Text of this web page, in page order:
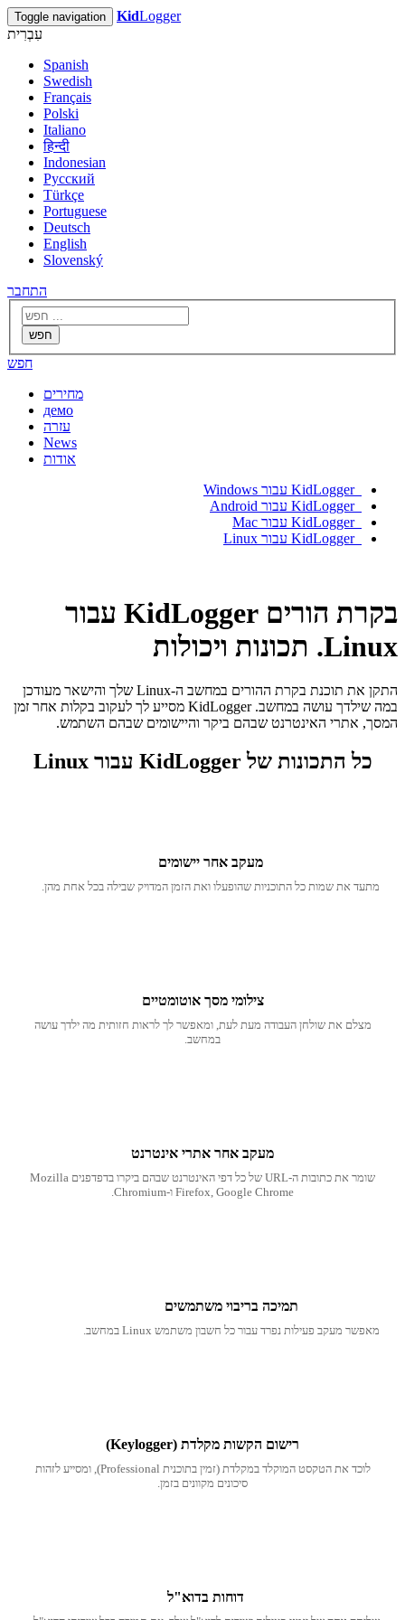
Toggle navigation KidLogger
עִבְרִית
Spanish
Swedish
Français
Polski
Italiano
हिन्दी
Indonesian
Русский
Türkçe
Portuguese
Deutsch
English
Slovenský
התחבר
חפש
חפש
מחירים
демо
עזרה
News
אודות
KidLogger עבור Windows
KidLogger עבור Android
KidLogger עבור Mac
KidLogger עבור Linux
בקרת הורים KidLogger עבור
Linux. תכונות ויכולות
התקן את תוכנת בקרת ההורים במחשב ה-Linux שלך והישאר מעודכן
במה שילדך עושה במחשב. KidLogger מסייע לך לעקוב בקלות אחר זמן
המסך, אתרי האינטרנט שבהם ביקר והיישומים שבהם השתמש.
כל התכונות של KidLogger עבור Linux
מעקב אחר יישומים
מתעד את שמות כל התוכניות שהופעלו ואת הזמן המדויק שבילה בכל אחת מהן.
צילומי מסך אוטומטיים
מצלם את שולחן העבודה מעת לעת, ומאפשר לך לראות חזותית מה ילדך עושה
במחשב.
מעקב אחר אתרי אינטרנט
שומר את כתובות ה-URL של כל דפי האינטרנט שבהם ביקרו בדפדפנים Mozilla
Firefox, Google Chrome ו-Chromium.
תמיכה בריבוי משתמשים
מאפשר מעקב פעילות נפרד עבור כל חשבון משתמש Linux במחשב.
רישום הקשות מקלדת (Keylogger)
לוכד את הטקסט המוקלד במקלדת (זמין בתוכנית Professional), ומסייע לזהות
סיכונים מקוונים בזמן.
דוחות בדוא"ל